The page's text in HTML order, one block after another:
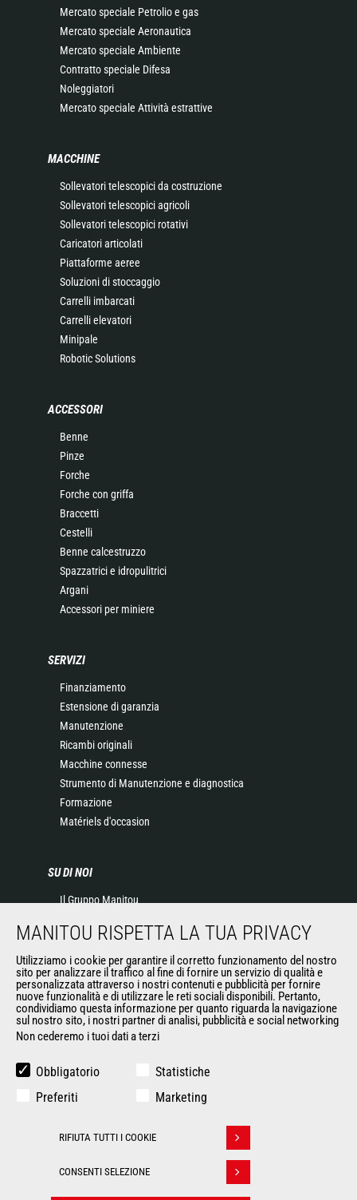
Mercato speciale Petrolio e gas
Mercato speciale Aeronautica
Mercato speciale Ambiente
Contratto speciale Difesa
Noleggiatori
Mercato speciale Attività estrattive
MACCHINE
Sollevatori telescopici da costruzione
Sollevatori telescopici agricoli
Sollevatori telescopici rotativi
Caricatori articolati
Piattaforme aeree
Soluzioni di stoccaggio
Carrelli imbarcati
Carrelli elevatori
Minipale
Robotic Solutions
ACCESSORI
Benne
Pinze
Forche
Forche con griffa
Braccetti
Cestelli
Benne calcestruzzo
Spazzatrici e idropulitrici
Argani
Accessori per miniere
SERVIZI
Finanziamento
Estensione di garanzia
Manutenzione
Ricambi originali
Macchine connesse
Strumento di Manutenzione e diagnostica
Formazione
Matériels d'occasion
SU DI NOI
Il Gruppo Manitou
Informazioni legali
Eventi
News
Storia
General Terms and Conditions of Sale
ALTRI SITI DEL GRUPPO
Gruppo Manitou
L'usato di Manitou
Gehl
MANITOU RISPETTA LA TUA PRIVACY
Utilizziamo i cookie per garantire il corretto funzionamento del nostro
sito per analizzare il traffico al fine di fornire un servizio di qualità e
personalizzata attraverso i nostri contenuti e pubblicità per fornire
nuove funzionalità e di utilizzare le reti sociali disponibili. Pertanto,
condividiamo questa informazione per quanto riguarda la navigazione
sul nostro sito, i nostri partner di analisi, pubblicità e social networking
Non cederemo i tuoi dati a terzi
Obbligatorio
Statistiche
Preferiti
Marketing
RIFIUTA TUTTI I COOKIE
CONSENTI SELEZIONE